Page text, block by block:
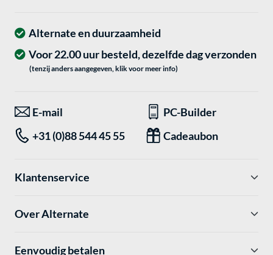
Alternate en duurzaamheid
Voor 22.00 uur besteld, dezelfde dag verzonden
(tenzij anders aangegeven, klik voor meer info)
E-mail
PC-Builder
+31 (0)88 544 45 55
Cadeaubon
Klantenservice
Over Alternate
Eenvoudig betalen